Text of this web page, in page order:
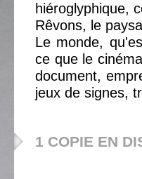
hiéroglyphique,
Rêvons, le
Le monde,
ce que le
document,
jeux de signes,
1 COPIE EN